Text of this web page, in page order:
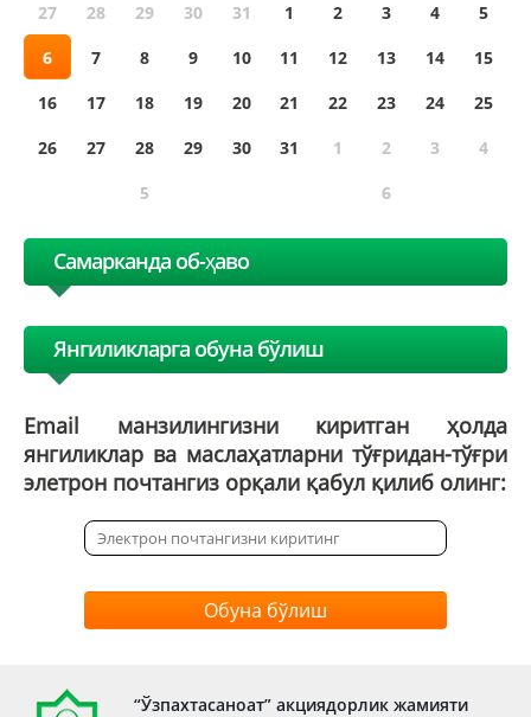
27 28 29 30 31 1 2 3 4
5
6
7 8 9 10 11 12 13 14
15
16
17 18 19 20 21 22 23 24
25
26
27 28 29 30 31 1 2 3
4
5
6
Самарканда об-ҳаво
Янгиликларга обуна бўлиш
Email манзилингизни киритган ҳолда
янгиликлар ва маслаҳатларни тўғридан-тўғри
элетрон почтангиз орқали қабул қилиб олинг:
Обуна бўлиш
“Ўзпахтасаноат” акциядорлик жамияти